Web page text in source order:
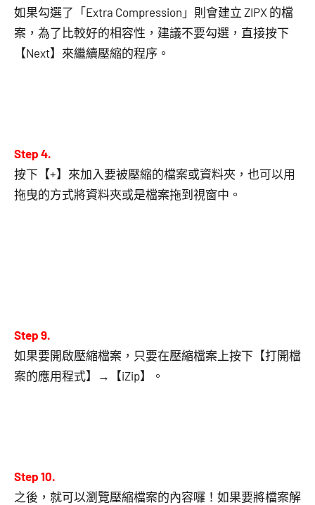
如果勾選了「Extra Compression」則會建立 ZIPX 的檔
案，為了比較好的相容性，建議不要勾選，直接按下
【Next】來繼續壓縮的程序。
Step 4.
按下【+】來加入要被壓縮的檔案或資料夾，也可以用
拖曳的方式將資料夾或是檔案拖到視窗中。
Step 9.
如果要開啟壓縮檔案，只要在壓縮檔案上按下【打開檔
案的應用程式】→【iZip】。
Step 10.
之後，就可以瀏覽壓縮檔案的內容囉！如果要將檔案解